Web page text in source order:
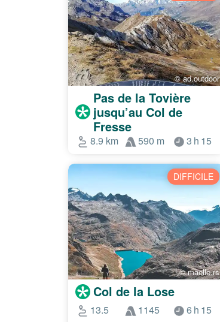
© ad.outdoor
Pas de la Tovière
jusqu’au Col de
Fresse
8.9 km 590 m 3 h 15
DIFFICILE
© maelle.rs
Col de la Lose
13.5
1145
6 h 15